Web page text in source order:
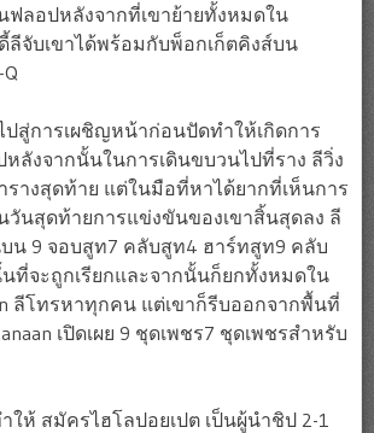
ฟลอปหลังจากที่เขาย้ายทั้งหมดใน
จับเขาได้พร้อมกับพ็อกเก็ตคิงส์บน
ปสู่การเผชิญหน้าก่อนปัดทำให้เกิดการ
ลังจากนั้นในการเดินขบวนไปที่ราง ลีวิ่ง
รางสุดท้าย แต่ในมือที่หาได้ยากที่เห็นการ
วันสุดท้ายการแข่งขันของเขาสิ้นสุดลง ลี
น 9 จอบสูท7 คลับสูท4 ฮาร์ทสูท9 คลับ
ที่จะถูกเรียกและจากนั้นก็ยกทั้งหมดใน
ลีโทรหาทุกคน แต่เขาก็รีบออกจากพื้นที่
เปิดเผย 9 ชุดเพชร7 ชุดเพชรสำหรับ
ห้ สมัครไฮโลปอยเปต เป็นผู้นำชิป 2-1